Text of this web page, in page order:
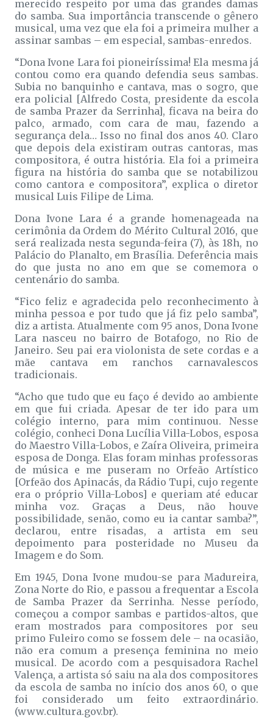
merecido respeito por uma das grandes damas
do samba. Sua importância transcende o gênero
musical, uma vez que ela foi a primeira mulher a
assinar sambas – em especial, sambas-enredos.
“Dona Ivone Lara foi pioneiríssima! Ela mesma já
contou como era quando defendia seus sambas.
Subia no banquinho e cantava, mas o sogro, que
era policial [Alfredo Costa, presidente da escola
de samba Prazer da Serrinha], ficava na beira do
palco, armado, com cara de mau, fazendo a
segurança dela… Isso no final dos anos 40. Claro
que depois dela existiram outras cantoras, mas
compositora, é outra história. Ela foi a primeira
figura na história do samba que se notabilizou
como cantora e compositora”, explica o diretor
musical Luis Filipe de Lima.
Dona Ivone Lara é a grande homenageada na
cerimônia da Ordem do Mérito Cultural 2016, que
será realizada nesta segunda-feira (7), às 18h, no
Palácio do Planalto, em Brasília. Deferência mais
do que justa no ano em que se comemora o
centenário do samba.
“Fico feliz e agradecida pelo reconhecimento à
minha pessoa e por tudo que já fiz pelo samba”,
diz a artista. Atualmente com 95 anos, Dona Ivone
Lara nasceu no bairro de Botafogo, no Rio de
Janeiro. Seu pai era violonista de sete cordas e a
mãe cantava em ranchos carnavalescos
tradicionais.
“Acho que tudo que eu faço é devido ao ambiente
em que fui criada. Apesar de ter ido para um
colégio interno, para mim continuou. Nesse
colégio, conheci Dona Lucília Villa-Lobos, esposa
do Maestro Villa-Lobos, e Zaíra Oliveira, primeira
esposa de Donga. Elas foram minhas professoras
de música e me puseram no Orfeão Artístico
[Orfeão dos Apinacás, da Rádio Tupi, cujo regente
era o próprio Villa-Lobos] e queriam até educar
minha voz. Graças a Deus, não houve
possibilidade, senão, como eu ia cantar samba?”,
declarou, entre risadas, a artista em seu
depoimento para posteridade no Museu da
Imagem e do Som.
Em 1945, Dona Ivone mudou-se para Madureira,
Zona Norte do Rio, e passou a frequentar a Escola
de Samba Prazer da Serrinha. Nesse período,
começou a compor sambas e partidos-altos, que
eram mostrados para compositores por seu
primo Fuleiro como se fossem dele – na ocasião,
não era comum a presença feminina no meio
musical. De acordo com a pesquisadora Rachel
Valença, a artista só saiu na ala dos compositores
da escola de samba no início dos anos 60, o que
foi considerado um feito extraordinário.
(www.cultura.gov.br).